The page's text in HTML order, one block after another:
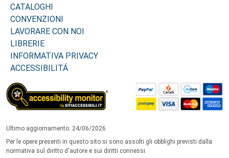
CATALOGHI
CONVENZIONI
LAVORARE CON NOI
LIBRERIE
INFORMATIVA PRIVACY
ACCESSIBILITÁ
Ultimo aggiornamento: 24/06/2026
Per le opere presenti in questo sito si sono assolti gli obblighi previsti dalla
normativa sul diritto d'autore e sui diritti connessi.